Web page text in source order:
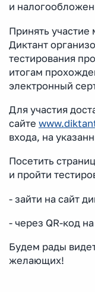
и
Принять участие
Диктант
тестирования
итогам
электронный
Для участия
сайте
входа, на
Посетить
и пройти
- зайти на сайт
- через QR-код
Будем рады
желающих!